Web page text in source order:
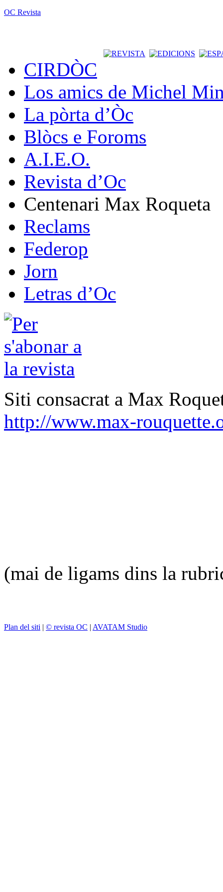
OC Revista
CIRDÒC
Los amics de Michel
La pòrta d’Òc
Blòcs e Foroms
A.I.E.O.
Revista d’Oc
Centenari Max Roqueta
Reclams
Federop
Jorn
Letras d’Oc
Siti consacrat a Max
http://www.max-
(mai de ligams dins la
Plan del siti | © revista OC | AVATAM Studio